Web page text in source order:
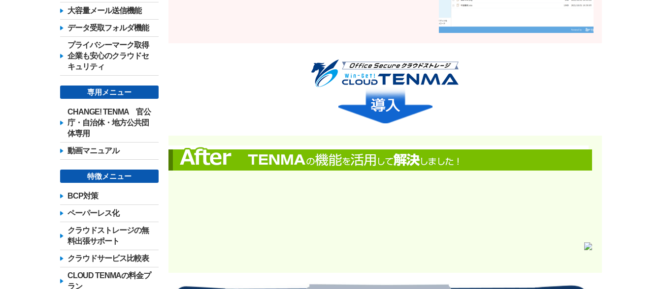
大容量メール送信機能
データ受取フォルダ機能
プライバシーマーク取得
企業も安心のクラウドセ
キュリティ
専用メニュー
CHANGE! TENMA 官公
庁・自治体・地方公共団
体専用
動画マニュアル
特徴メニュー
BCP対策
ペーパーレス化
クラウドストレージの無
料出張サポート
クラウドサービス比較表
CLOUD TENMAの料金プ
ラン